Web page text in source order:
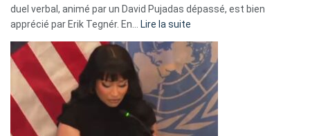
»
duel verbal, animé par un David Pujadas dépassé, est bien
apprécié par Erik Tegnér. En… Lire la suite
Tegnér
exulte
« Zemmour
a
tout